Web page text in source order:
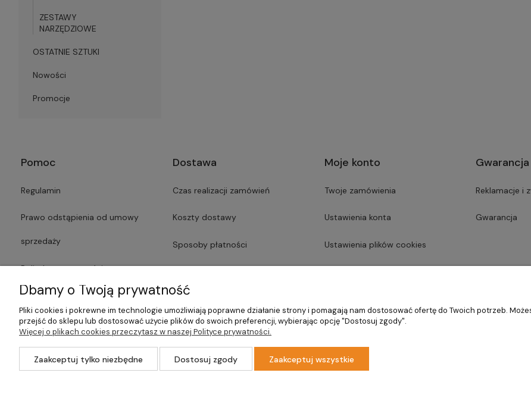
ZESTAWY
NARZĘDZIOWE
OSTATNIE SZTUKI
Nowości
Promocje
Pomoc
Regulamin
Prawo odstąpienia od umowy
sprzedaży
Polityka prywatności
Lista dostawców usług
Formularze
Dostawa
Czas realizacji zamówień
Koszty dostawy
Sposoby płatności
Czas dostawy
Moje konto
Twoje zamówienia
Ustawienia konta
Ustawienia plików cookies
Reklamacje i
Gwarancja
©2026 Wszelkie Prawa Zastrzeżone | DOM-OGRÓD-HOBBY.PL
Dbamy o Twoją prywatność
Pliki cookies i pokrewne im technologie umożliwiają poprawne działanie strony i pomagają nam dostosować ofertę do Twoich potrzeb.
przejść do sklepu lub dostosować użycie plików do swoich preferencji, wybierając opcję "Dostosuj zgody".
Więcej o plikach cookies przeczytasz w naszej Polityce prywatności.
Zaakceptuj tylko niezbędne Dostosuj zgody Zaakceptuj wszystkie